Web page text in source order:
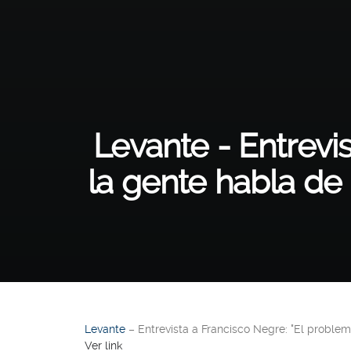
Levante -
la gente habla
Levante – Entrevista a Francisco Negre: "El
Ver link